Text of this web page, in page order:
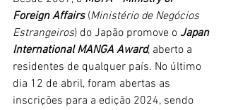
Foreign Affairs (Ministério de Negócios
Estrangeiros) do Japão promove o Japan
International MANGA Award, aberto a
residentes de qualquer país. No último
dia 12 de abril, foram abertas as
inscrições para a edição 2024, sendo